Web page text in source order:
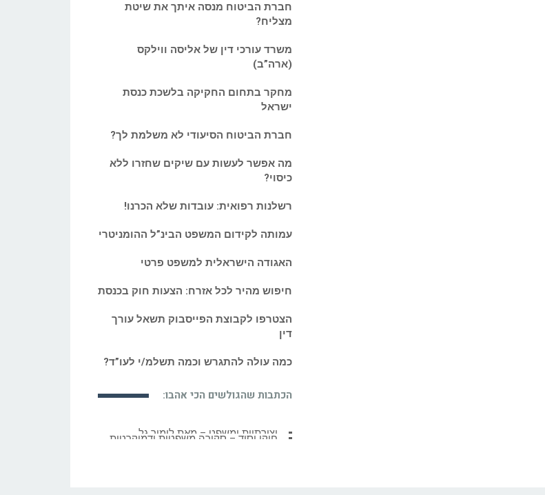
חברת הביטוח מנסה איתך את שיטת
מצליח?
משרד עורכי דין של אליסה ווילקס
(ארה”ב)
מחקר בתחום החקיקה בלשכת כנסת
ישראל
חברת הביטוח הסיעודי לא משלמת לך?
מה אפשר לעשות עם שיקים שחזרו ללא
כיסוי?
רשלנות רפואית: עובדות שלא הכרנו!
עמותה לקידום המשפט הבינ”ל ההומניטרי
האגודה הישראלית למשפט פרטי
חיפוש מהיר לכל אזרח: הצעות חוק בכנסת
הצטרפו לקבוצת הפייסבוק תשאל עורך
דין
כמה עולה להתגרש וכמה תשלמ/י לעו”ד?
הכתבות שהגולשים הכי אהבו:
חוקי יסוד – סקירה משפטית ודמוקרטית